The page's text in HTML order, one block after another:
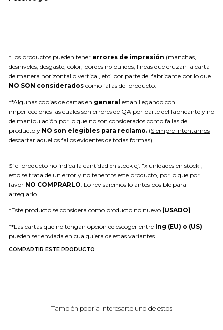
*Los productos pueden tener errores de impresión (manchas,
desniveles, desgaste, color, bordes no pulidos, líneas que cruzan la carta
de manera horizontal o vertical, etc) por parte del fabricante por lo que
NO SON considerados como fallas del producto.
**Algunas copias de cartas en general estan llegando con
imperfecciones las cuales son errores de QA por parte del fabricante y no
de manipulación por lo que no son considerados como fallas del
producto y NO son elegibles para reclamo. (Siempre intentamos
descartar aquellos fallos evidentes de todas formas)
Si el producto no indica la cantidad en stock ej: "x unidades en stock",
esto se trata de un error y no tenemos este producto, por lo que por
favor NO COMPRARLO . Lo revisaremos lo antes posible para
arreglarlo.
*Este producto se considera como producto no nuevo (USADO).
**Las cartas que no tengan opción de escoger entre Ing (EU) o (US)
pueden ser enviada en cualquiera de estas variantes.
COMPARTIR ESTE PRODUCTO
También podría interesarte uno de estos